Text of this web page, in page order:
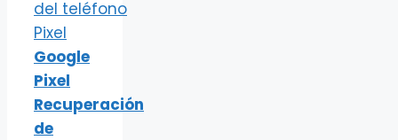
Google
Pixel
Recuperación
de